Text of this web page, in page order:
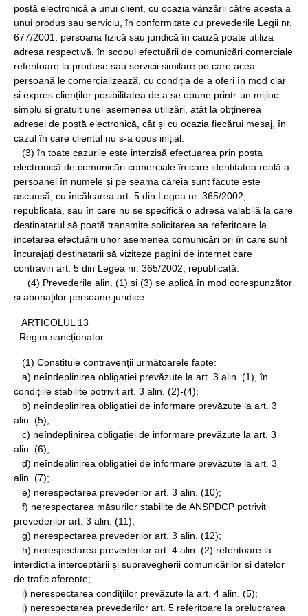
poștă electronică a unui client, cu ocazia vânzării către acesta a
unui produs sau serviciu, în conformitate cu prevederile Legii nr.
677/2001, persoana fizică sau juridică în cauză poate utiliza
adresa respectivă, în scopul efectuării de comunicări comerciale
referitoare la produse sau servicii similare pe care acea
persoană le comercializează, cu condiția de a oferi în mod clar
și expres clienților posibilitatea de a se opune printr-un mijloc
simplu și gratuit unei asemenea utilizări, atât la obținerea
adresei de poștă electronică, cât și cu ocazia fiecărui mesaj, în
cazul în care clientul nu s-a opus inițial.
(3) în toate cazurile este interzisă efectuarea prin poșta
electronică de comunicări comerciale în care identitatea reală a
persoanei în numele și pe seama căreia sunt făcute este
ascunsă, cu încălcarea art. 5 din Legea nr. 365/2002,
republicată, sau în care nu se specifică o adresă valabilă la care
destinatarul să poată transmite solicitarea sa referitoare la
încetarea efectuării unor asemenea comunicări ori în care sunt
încurajați destinatarii să viziteze pagini de internet care
contravin art. 5 din Legea nr. 365/2002, republicată.
(4) Prevederile alin. (1) și (3) se aplică în mod corespunzător
și abonaților persoane juridice.
ARTICOLUL 13
Regim sancționator
(1) Constituie contravenții următoarele fapte:
a) neîndeplinirea obligației prevăzute la art. 3 alin. (1), în
condițiile stabilite potrivit art. 3 alin. (2)-(4);
b) neîndeplinirea obligației de informare prevăzute la art. 3
alin. (5);
c) neîndeplinirea obligației de informare prevăzute la art. 3
alin. (6);
d) neîndeplinirea obligației de informare prevăzute la art. 3
alin. (7);
e) nerespectarea prevederilor art. 3 alin. (10);
f) nerespectarea măsurilor stabilite de ANSPDCP potrivit
prevederilor art. 3 alin. (11);
g) nerespectarea prevederilor art. 3 alin. (12);
h) nerespectarea prevederilor art. 4 alin. (2) referitoare la
interdicția interceptării și supravegherii comunicărilor și datelor
de trafic aferente;
i) nerespectarea condițiilor prevăzute la art. 4 alin. (5);
j) nerespectarea prevederilor art. 5 referitoare la prelucrarea